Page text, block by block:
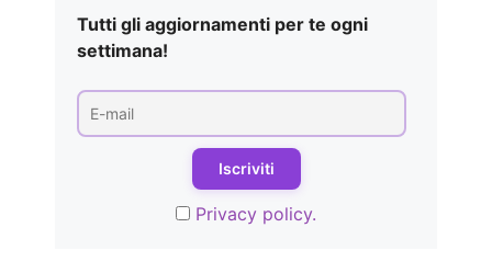
Tutti gli aggiornamenti per te ogni
settimana!
Privacy policy.